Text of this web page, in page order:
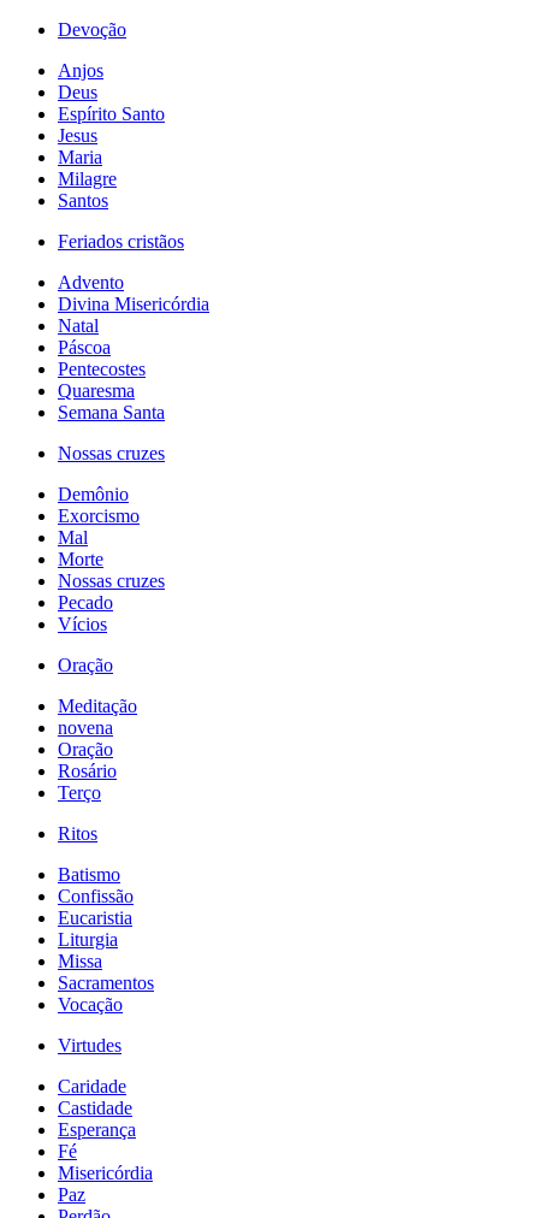
Devoção
Anjos
Deus
Espírito Santo
Jesus
Maria
Milagre
Santos
Feriados cristãos
Advento
Divina Misericórdia
Natal
Páscoa
Pentecostes
Quaresma
Semana Santa
Nossas cruzes
Demônio
Exorcismo
Mal
Morte
Nossas cruzes
Pecado
Vícios
Oração
Meditação
novena
Oração
Rosário
Terço
Ritos
Batismo
Confissão
Eucaristia
Liturgia
Missa
Sacramentos
Vocação
Virtudes
Caridade
Castidade
Esperança
Fé
Misericórdia
Paz